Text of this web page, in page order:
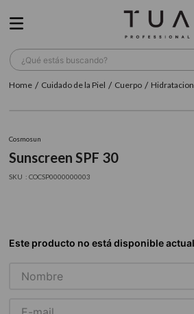
¿Qué estás buscando?
Cuidado de la Piel Cuerpo Hidratacion
Cosmosun
Sunscreen SPF 30
: COCSP0000000003
TÉRMINOS MÁS BUSCADOS
6. gama